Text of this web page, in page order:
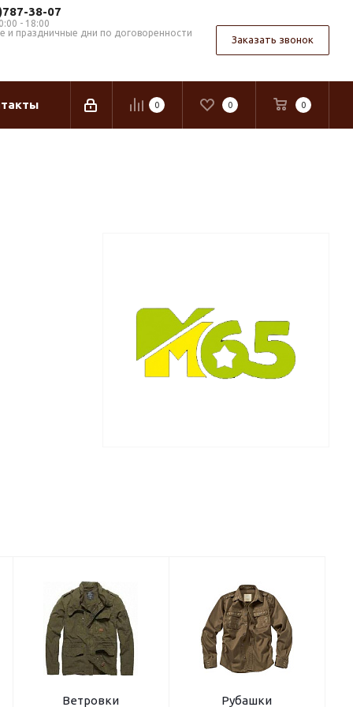
38-07
- 18:00
и праздничные дни по договоренности
Заказать звонок
0 0 0
Ветровки Рубашки